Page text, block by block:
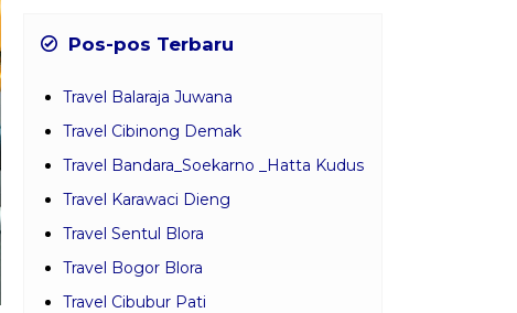
Pos-pos Terbaru
Travel Balaraja Juwana
Travel Cibinong Demak
Travel Bandara_Soekarno _Hatta Kudus
Travel Karawaci Dieng
Travel Sentul Blora
Travel Bogor Blora
Travel Cibubur Pati